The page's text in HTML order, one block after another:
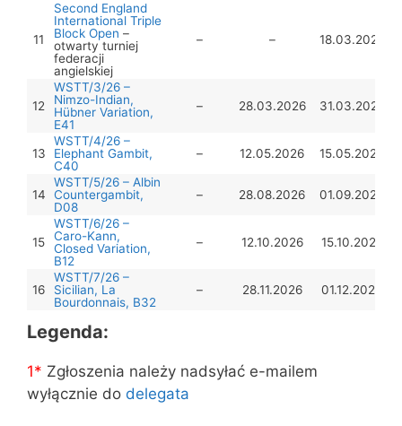
11
Second England
International Triple
Block Open –
otwarty turniej
federacji
angielskiej
– – 18.03.2026
12
WSTT/3/26 –
Nimzo-Indian,
Hübner Variation,
E41
– 28.03.2026 31.03.2026
13
WSTT/4/26 –
Elephant Gambit,
C40
– 12.05.2026 15.05.2026
14
WSTT/5/26 – Albin
Countergambit,
D08
– 28.08.2026 01.09.2026
15
WSTT/6/26 –
Caro-Kann,
Closed Variation,
B12
– 12.10.2026 15.10.2026
16
WSTT/7/26 –
Sicilian, La
Bourdonnais, B32
– 28.11.2026 01.12.2026
Legenda:
1* Zgłoszenia należy nadsyłać e-mailem
wyłącznie do delegata